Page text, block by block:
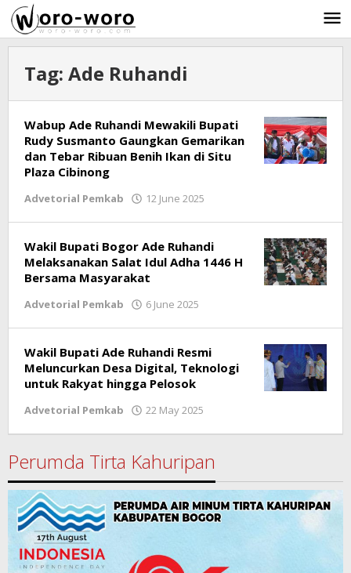
Skip
to
content
Tag: Ade Ruhandi
Wabup Ade Ruhandi Mewakili Bupati
Rudy Susmanto Gaungkan Gemarikan
dan Tebar Ribuan Benih Ikan di Situ
Plaza Cibinong
Advetorial Pemkab 12 June 2025
Wakil Bupati Bogor Ade Ruhandi
Melaksanakan Salat Idul Adha 1446 H
Bersama Masyarakat
Advetorial Pemkab 6 June 2025
Wakil Bupati Ade Ruhandi Resmi
Meluncurkan Desa Digital, Teknologi
untuk Rakyat hingga Pelosok
Advetorial Pemkab 22 May 2025
Perumda Tirta Kahuripan